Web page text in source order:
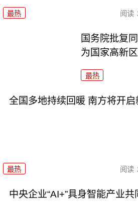
最热 阅读
国务院批复
为国家高新区
最热
全国多地持续回暖 南方将开
最热 阅读
中央企业“AI+”具身智能产业共